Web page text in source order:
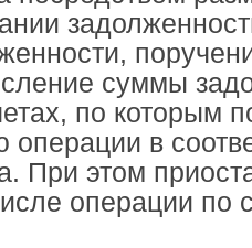
суммы
по которым
в
При этом
операции по